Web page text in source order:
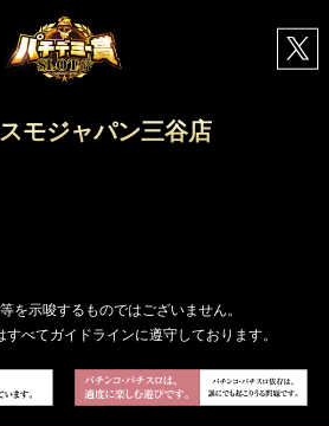
モジャパン三谷店
を示唆するものではございません。
べてガイドラインに遵守しております。